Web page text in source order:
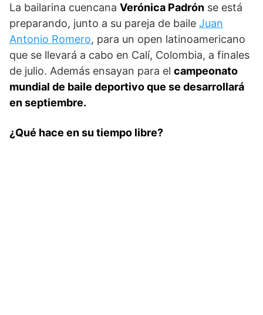
La bailarina cuencana Verónica Padrón se está
preparando, junto a su pareja de baile Juan
Antonio Romero, para un open latinoamericano
que se llevará a cabo en Calí, Colombia, a finales
de julio. Además ensayan para el campeonato
mundial de baile deportivo que se desarrollará
en septiembre.
¿Qué hace en su tiempo libre?